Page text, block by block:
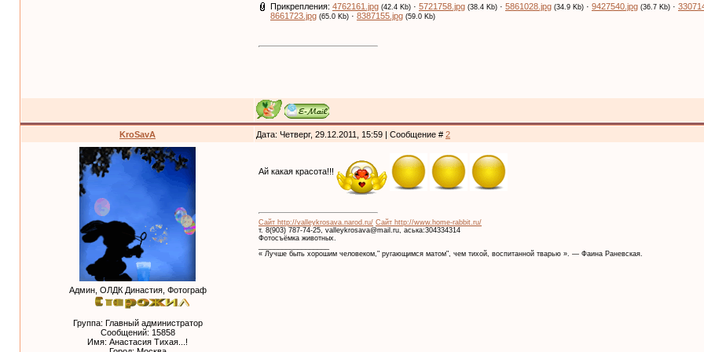
Прикрепления: 4762161.jpg (42.4 Kb) · 5721758.jpg (38.4 Kb) · 5861028.jpg (34.9 Kb) · 9427540.jpg (36.7 Kb) ·
8661723.jpg (65.0 Kb) · 8387155.jpg (59.0 Kb)
KroSavA Дата: Четверг, 29.12.2011, 15:59 | Сообщение # 2
Админ, ОЛДК Династия, Фотограф
Группа: Главный администратор
Сообщений: 15858
Имя: Анастасия Тихая...!
Ай какая красота!!!
Сайт http://valleykrosava.narod.ru/ Сайт http://www.home-rabbit.ru/
т. 8(903) 787-74-25, valleykrosava@mail.ru, аська:304334314
Фотосъёмка животных.
« Лучше быть хорошим человеком," ругающимся матом", чем тихой, воспитанной тварью ». — Фаина Раневская.